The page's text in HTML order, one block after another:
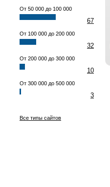
От 50 000 до 100 000
67
От 100 000 до 200 000
32
От 200 000 до 300 000
10
От 300 000 до 500 000
3
Все типы сайтов